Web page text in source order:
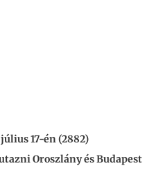
17-én (2882)
Oroszlány és Budapest